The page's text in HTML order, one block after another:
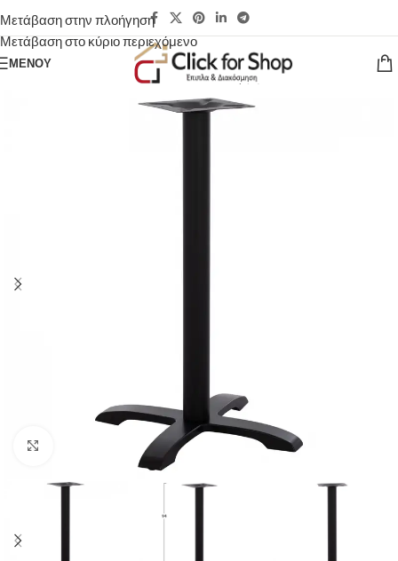
Μετάβαση στην πλοήγηση
Μετάβαση στο κύριο περιεχόμενο
ΜΕΝΟΎ
Κάντε κλικ για μεγέθυνση